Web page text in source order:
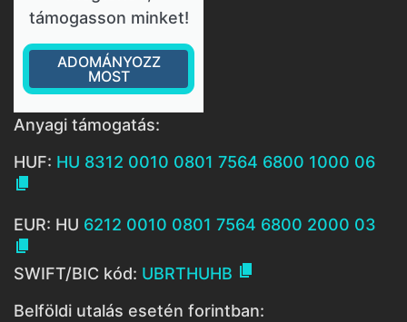
támogasson minket!
ADOMÁNYOZZ
MOST
Anyagi támogatás:
HUF: HU 8312 0010 0801 7564 6800 1000 06

EUR: HU 6212 0010 0801 7564 6800 2000 03

SWIFT/BIC kód: UBRTHUHB 
Belföldi utalás esetén forintban: